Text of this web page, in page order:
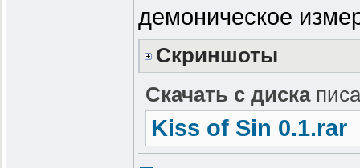
демоническое
Скриншоты
Скачать с диска
Kiss of Sin 0.1.rar